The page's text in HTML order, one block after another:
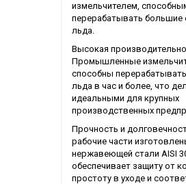
измельчителем,
перерабатывать большие
льда.
Высокая
Промышленные
способны перерабатывать
льда в час и более, что
идеальными для крупных
производственных
Прочность и
рабочие части
нержавеющей стали AISI
обеспечивает защиту от
простоту в уходе и